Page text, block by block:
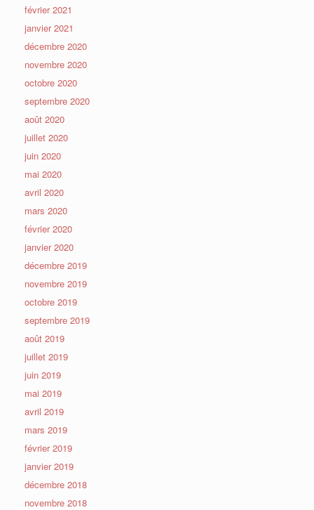
février 2021
janvier 2021
décembre 2020
novembre 2020
octobre 2020
septembre 2020
août 2020
juillet 2020
juin 2020
mai 2020
avril 2020
mars 2020
février 2020
janvier 2020
décembre 2019
novembre 2019
octobre 2019
septembre 2019
août 2019
juillet 2019
juin 2019
mai 2019
avril 2019
mars 2019
février 2019
janvier 2019
décembre 2018
novembre 2018